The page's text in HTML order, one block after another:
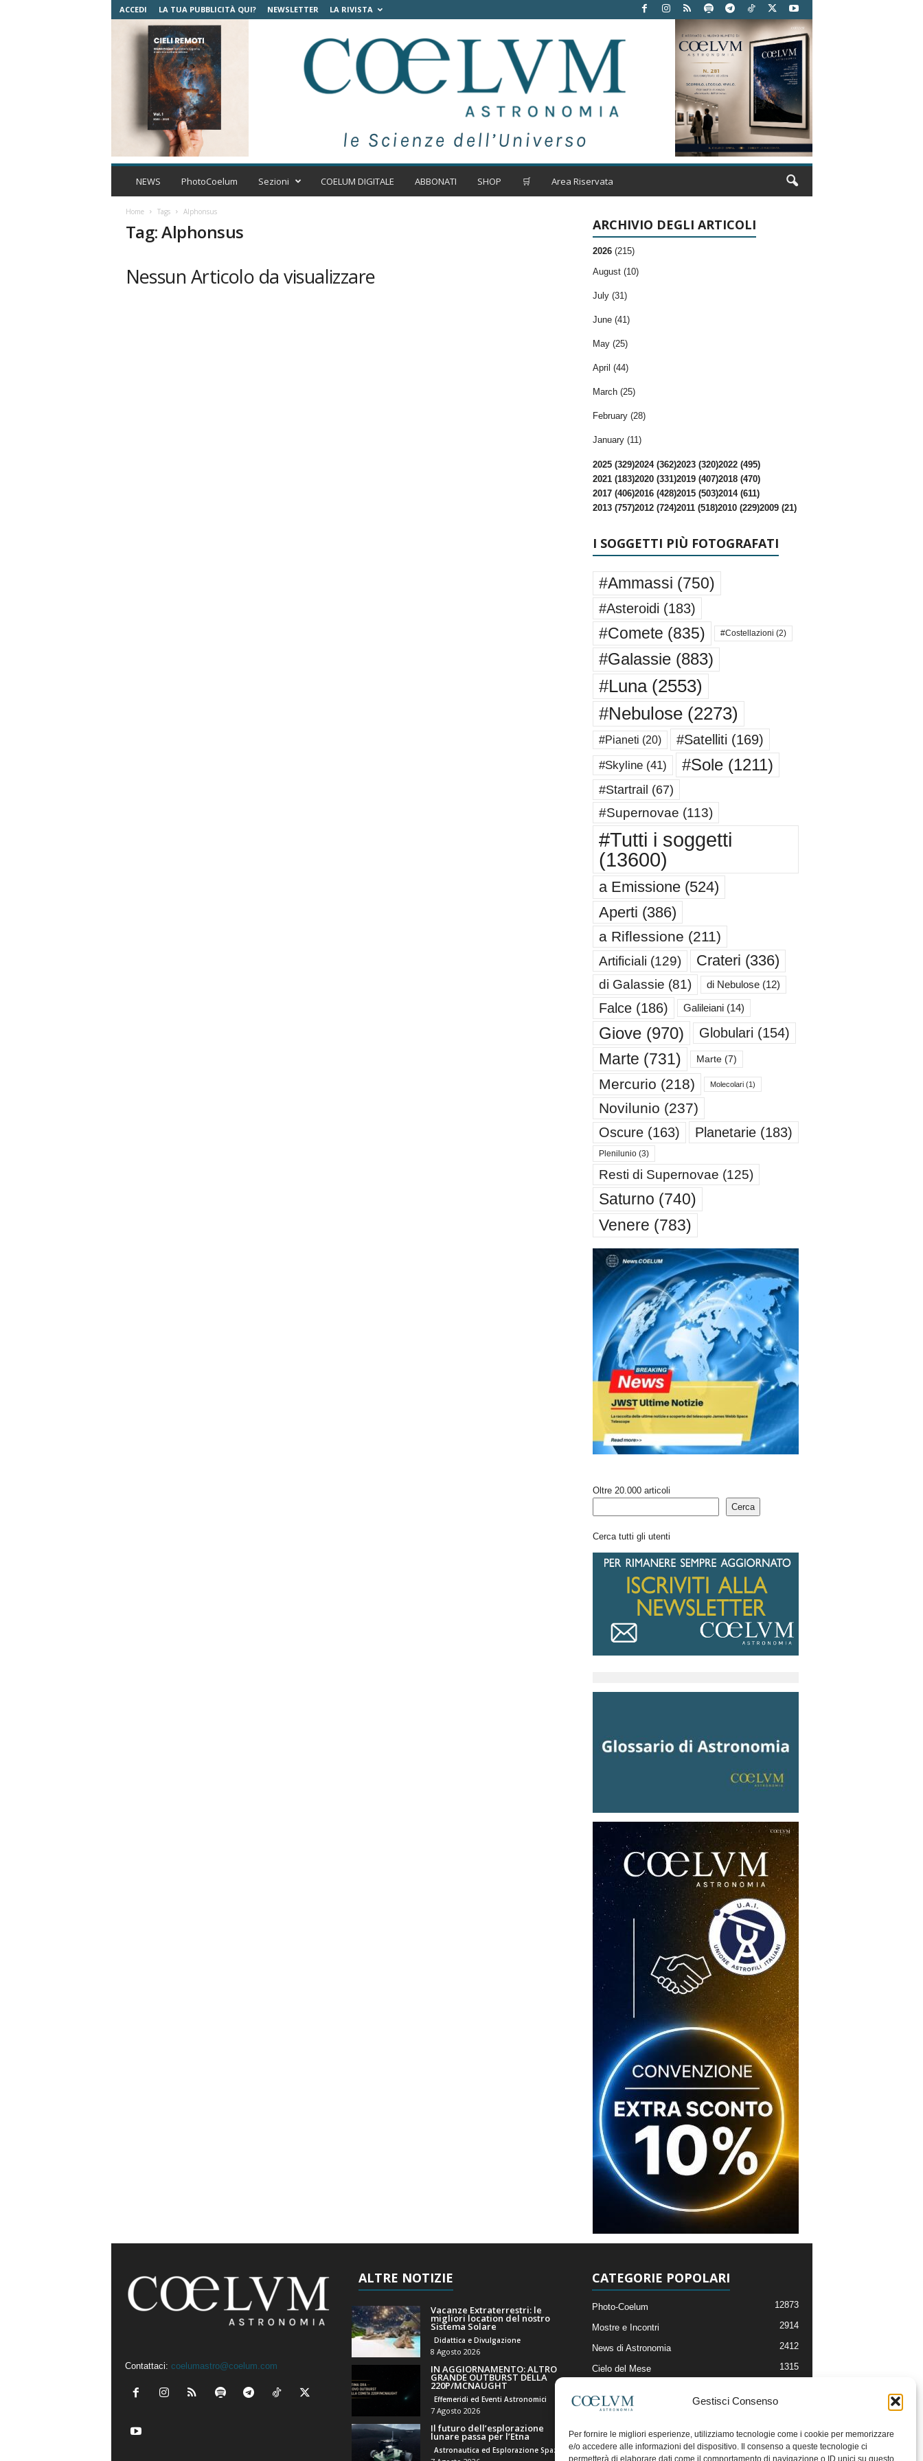
Gestisci Consenso
Per fornire le migliori esperienze, utilizziamo tecnologie come i cookie per memorizzare
e/o accedere alle informazioni del dispositivo. Il consenso a queste tecnologie ci
permetterà di elaborare dati come il comportamento di navigazione o ID unici su questo
ACCEDI LA TUA PUBBLICITÀ QUI? NEWSLETTER LA RIVISTA
C
t
NEWS PhotoCoelum Sezioni COELUM DIGITALE ABBONATI SHOP 🛒 Area Riservata
Home Tags Alphonsus
Tag: Alphonsus
Nessun Articolo da visualizzare
ARCHIVIO DEGLI ARTICOLI
2026 (215)
August (10)
July (31)
June (41)
May (25)
April (44)
March (25)
February (28)
January (11)
2025 (329)2024 (362)2023 (320)2022 (495)
2021 (183)2020 (331)2019 (407)2018 (470)
2017 (406)2016 (428)2015 (503)2014 (611)
2013 (757)2012 (724)2011 (518)2010 (229)2009 (21)
I SOGGETTI PIÙ FOTOGRAFATI
#Ammassi (750)
#Asteroidi (183)
#Comete (835) #Costellazioni (2)
#Galassie(883)
#Luna(2553)
#Nebulose(2273)
#Pianeti (20) #Satelliti (169)
#Skyline(41) #Sole(1211)
#Startrail (67)
#Supernovae (113)
#Tutti i soggetti
(13600)
a Emissione(524)
Aperti (386)
a Riflessione (211)
Artificiali (129) Crateri (336)
di Galassie (81) di Nebulose(12)
Falce(186) Galileiani(14)
Giove(970) Globulari (154)
Marte (731) Marte(7)
Mercurio (218) Molecolari(1)
Novilunio (237)
Oscure(163) Planetarie(183)
Plenilunio(3)
Resti di Supernovae (125)
Saturno (740)
Venere (783)
Oltre 20.000 articoli
Cerca
Cerca tutti gli utenti
Contattaci: coelumastro@coelum.com
ALTRE NOTIZIE
Vacanze Extraterrestri: le
migliori location del nostro
Sistema Solare
Didattica e Divulgazione
8 Agosto 2026
IN AGGIORNAMENTO: ALTRO
GRANDE OUTBURST DELLA
220P/MCNAUGHT
Effemeridi ed Eventi Astronomici
7 Agosto 2026
Il futuro dell’esplorazione
lunare passa per l’Etna
CATEGORIE POPOLARI
Photo-Coelum 12873
Mostre e Incontri 2914
News di Astronomia 2412
Cielo del Mese 1315
Articoli e Risorse On-Line
Il Blog della Redazione